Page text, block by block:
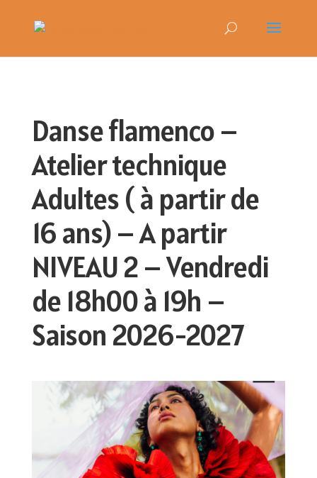
Danse flamenco –
Atelier technique
Adultes ( à partir de
16 ans) – A partir
NIVEAU 2 – Vendredi
de 18h00 à 19h –
Saison 2026-2027